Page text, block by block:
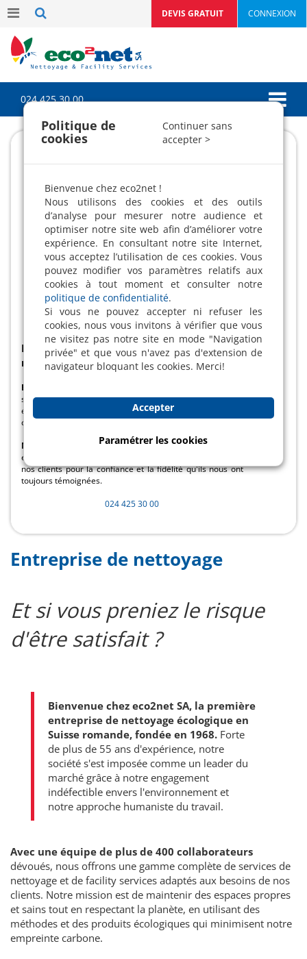
CONNEXION
DEVIS GRATUIT
024 425 30 00
Nous sommes fiers et heureux d'avoir fêté
nos
55 ans !
En effet, eco2net SA existe depuis 1968
sérieux et de professionnalisme. Chaque jour, nous
exerçons notre activité dans le but précis de satisfaire nos
clients.
Nous remercionsnos 360 collaborateurs pour leur
engagement tout au long de ces années et merci à tous
nos clients pour la confiance et la fidélité qu'ils nous ont
toujours témoignées.
024 425 30 00
Entreprise de nettoyage
Et si vous preniez le risque
d'être satisfait ?
Bienvenue chez eco2net SA, la première
entreprise de nettoyage écologique en
Suisse romande, fondée en 1968. Forte
de plus de 55 ans d'expérience, notre
société s'est imposée comme un leader du
marché grâce à notre engagement
indéfectible envers l'environnement et
notre approche humaniste du travail.
Avec une équipe de plus de 400 collaborateurs
dévoués, nous offrons une gamme complète de services de
nettoyage et de facility services adaptés aux besoins de nos
clients. Notre mission est de maintenir des espaces propres
et sains tout en respectant la planète, en utilisant des
méthodes et des produits écologiques qui minimisent notre
empreinte carbone.
Politique de
cookies
Continuer sans
accepter >
Bienvenue chez eco2net !
Nous utilisons des cookies et des outils
d’analyse pour mesurer notre audience et
optimiser notre site web afin d’améliorer votre
expérience. En consultant notre site Internet,
vous acceptez l’utilisation de ces cookies. Vous
pouvez modifier vos paramètres relatifs aux
cookies à tout moment et consulter notre
politique de confidentialité.
Si vous ne pouvez accepter ni refuser les
cookies, nous vous invitons à vérifier que vous
ne visitez pas notre site en mode "Navigation
privée" et que vous n'avez pas d'extension de
navigateur bloquant les cookies. Merci!
Accepter
Paramétrer les cookies